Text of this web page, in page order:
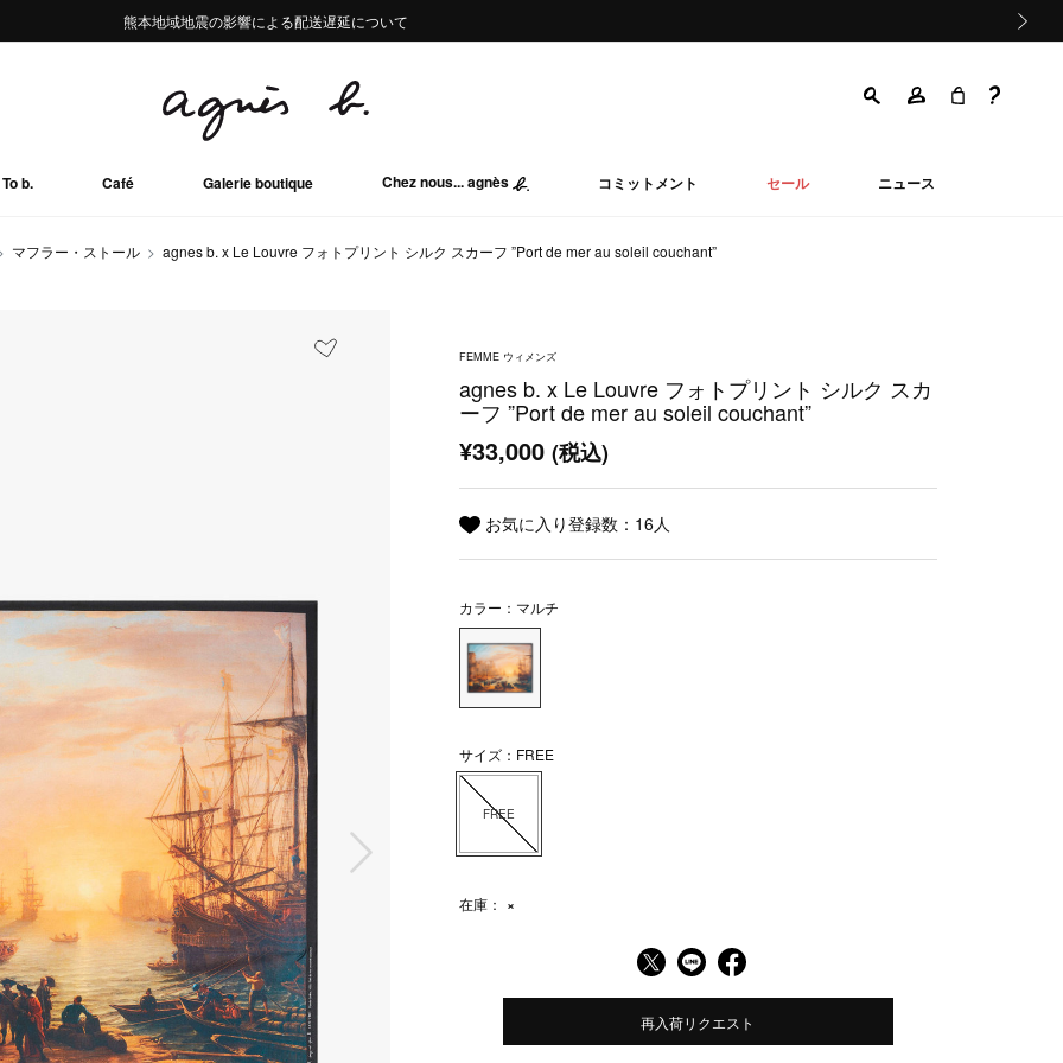
熊本地域地震の影響による配送遅延について
Summer Sale 2buy10%OFF!!
熊本地域地震の影響による配送遅延について
Summer Sale 2buy10%OFF!!
To b. Café Galerie boutique Chez nous... agnès コミットメント セール ニュース
マフラー・ストール agnes b. x Le Louvre フォトプリント シルク スカーフ ”Port de mer au soleil couchant”
FEMME ウィメンズ
agnes b. x Le Louvre フォトプリント シルク スカ
ーフ ”Port de mer au soleil couchant”
¥33,000(税込)
お気に入り登録数： 16人
カラー：マルチ
サイズ：FREE
FREE
在庫： ×
再入荷リクエスト